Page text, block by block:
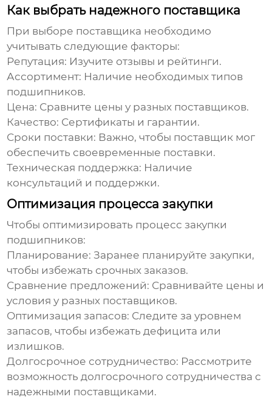
Как выбрать надежного поставщика
При выборе поставщика необходимо
учитывать следующие факторы:
Репутация: Изучите отзывы и рейтинги.
Ассортимент: Наличие необходимых типов
подшипников.
Цена: Сравните цены у разных поставщиков.
Качество: Сертификаты и гарантии.
Сроки поставки: Важно, чтобы поставщик мог
обеспечить своевременные поставки.
Техническая поддержка: Наличие
консультаций и поддержки.
Оптимизация процесса закупки
Чтобы оптимизировать процесс закупки
подшипников:
Планирование: Заранее планируйте закупки,
чтобы избежать срочных заказов.
Сравнение предложений: Сравнивайте цены и
условия у разных поставщиков.
Оптимизация запасов: Следите за уровнем
запасов, чтобы избежать дефицита или
излишков.
Долгосрочное сотрудничество: Рассмотрите
возможность долгосрочного сотрудничества с
надежными поставщиками.